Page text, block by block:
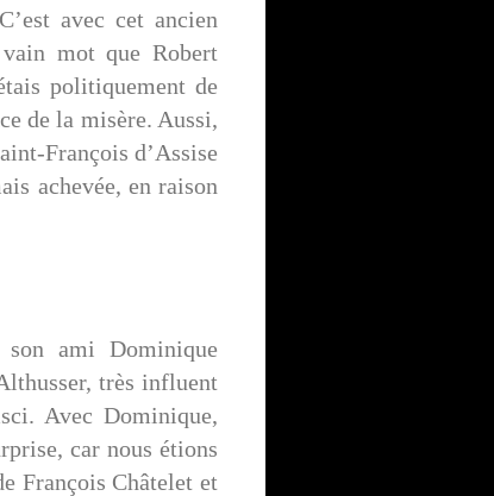
avec cet ancien
mot que Robert
politiquement de
de la misère. Aussi,
François d’Assise
achevée, en raison
ami Dominique
très influent
Avec Dominique,
car nous étions
François Châtelet et